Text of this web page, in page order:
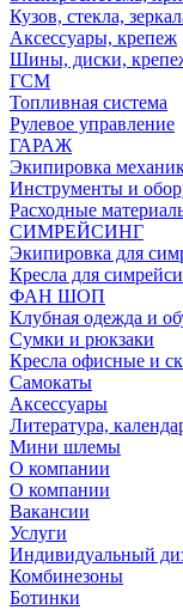
Кузов, стекла,
Аксессуары, крепеж
Шины, диски,
ГСМ
Топливная система
Рулевое управление
ГАРАЖ
Экипировка
Инструменты и
Расходные
СИМРЕЙСИНГ
Экипировка для
Кресла для
ФАН ШОП
Клубная одежда и
Сумки и рюкзаки
Кресла офисные и
Самокаты
Аксессуары
Литература,
Мини шлемы
О компании
О компании
Вакансии
Услуги
Индивидуальный
Комбинезоны
Ботинки